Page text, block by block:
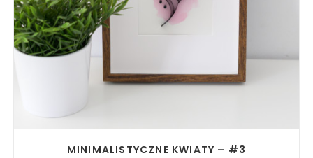
MINIMALISTYCZNE KWIATY – #3